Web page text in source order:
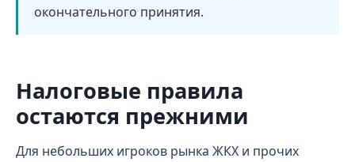
окончательного принятия.
Налоговые правила
остаются прежними
Для небольших игроков рынка ЖКХ и прочих